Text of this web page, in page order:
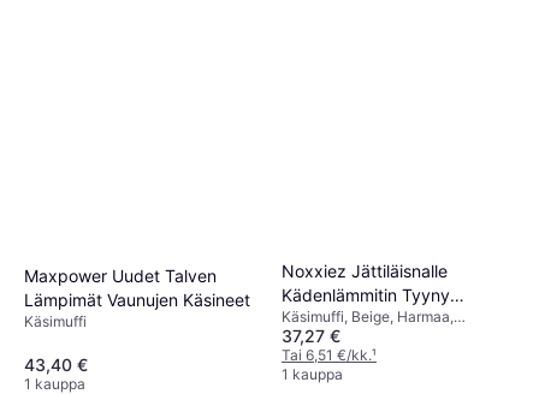
Maxpower Uudet Talven
Lämpimät Vaunujen Käsineet
Käsimuffi
43,40 €
1 kauppa
Noxxiez Jättiläisnalle
Kädenlämmitin Tyyny
Lammas
Käsimuffi, Beige, Harmaa,
Materiaali: Polyesteri
37,27 €
Tai 6,51 €/kk.¹
1 kauppa